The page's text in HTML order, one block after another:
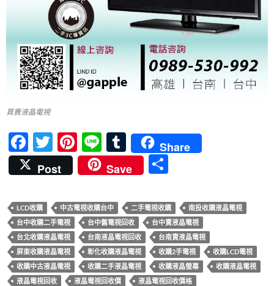
買賣液晶電視
F
ac
e
b
o
o
k
T
w
itt
er
Pi
nt
er
es
t
Li
n
e
T
u
m
bl
r
Share
Post
Save
LCD收購 中古電視收購台中 二手電視收購
南投收購液晶電視
台中收購二手電視
台中舊電視回收
台中賣液晶電視
台北收購液晶電視
台南液晶電視回收
台南賣液晶電視
屏東收購液晶電視
彰化收購液晶電視 收購2手電視
收購LCD電視
收購中古液晶電視
收購二手液晶電視 收購液晶螢幕
收購液晶電視
液晶電視回收
液晶電視回收價
液晶電視回收價格